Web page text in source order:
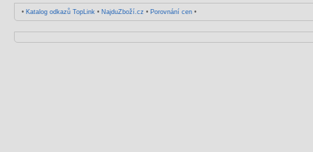
• Katalog odkazů TopLink • NajduZboží.cz • Porovnání cen •